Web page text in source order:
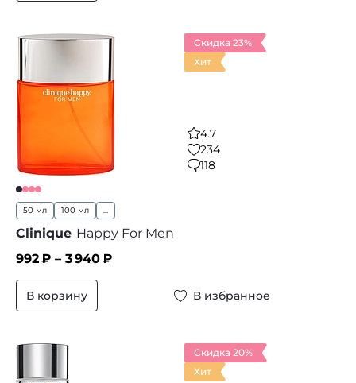
Скидка 23%
Хит
4.7
234
118
50 мл 100 мл ...
Clinique Happy For Men
992₽ – 3 940₽
В корзину В избранное
Скидка 20%
Хит